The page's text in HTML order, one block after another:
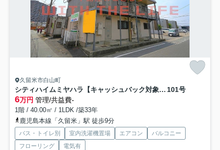
久留米市白山町
シティハイムミヤハラ【キャッシュバック対象物件】 101号
6万円 管理/共益費-
1階 / 40.00㎡ / 1LDK /築33年
鹿児島本線「久留米」駅 徒歩9分
バス・トイレ別 室内洗濯機置場 エアコン
バルコニー
フローリング
電気有